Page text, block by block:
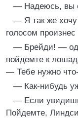
— Надеюсь, вы
— Я так же
голосом
— Брейди! —
пойдемте к
— Тебе нужно
— Как-нибудь
— Если
Пойдемте,